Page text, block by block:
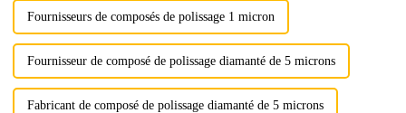
Fournisseurs de composés de polissage 1 micron
Fournisseur de composé de polissage diamanté de 5 microns
Fabricant de composé de polissage diamanté de 5 microns